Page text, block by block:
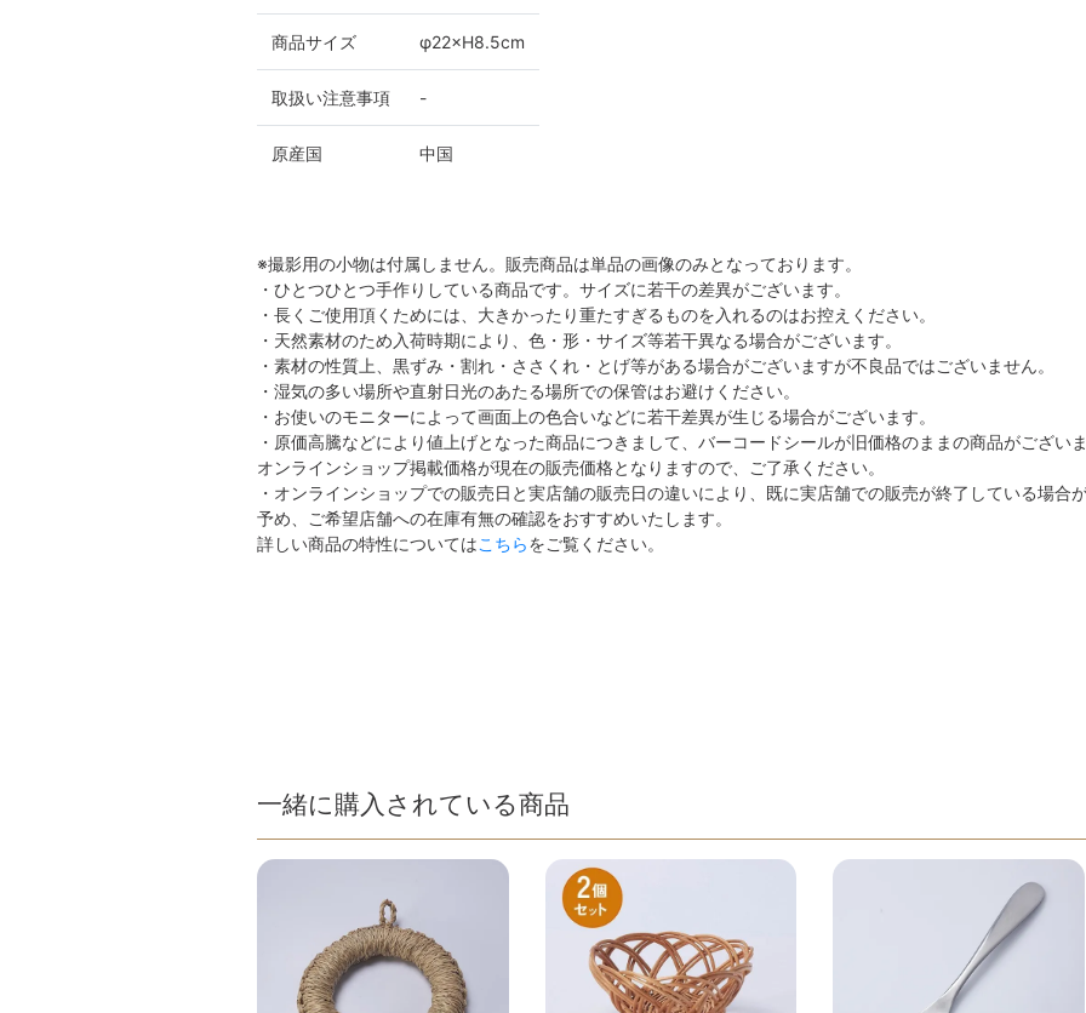
商品サイズ φ22×H8.5cm
取扱い注意事項 -
原産国 中国
※撮影用の小物は付属しません。販売商品は単品の画像のみとなっております。
・ひとつひとつ手作りしている商品です。サイズに若干の差異がございます。
・長くご使用頂くためには、大きかったり重たすぎるものを入れるのはお控えください。
・天然素材のため入荷時期により、色・形・サイズ等若干異なる場合がございます。
・素材の性質上、黒ずみ・割れ・ささくれ・とげ等がある場合がございますが不良品ではございません。
・湿気の多い場所や直射日光のあたる場所での保管はお避けください。
・お使いのモニターによって画面上の色合いなどに若干差異が生じる場合がございます。
・原価高騰などにより値上げとなった商品につきまして、バーコードシールが旧価格のままの商品がござい
オンラインショップ掲載価格が現在の販売価格となりますので、ご了承ください。
・オンラインショップでの販売日と実店舗の販売日の違いにより、既に実店舗での販売が終了している場合
予め、ご希望店舗への在庫有無の確認をおすすめいたします。
詳しい商品の特性についてはこちらをご覧ください。
一緒に購入されている商品